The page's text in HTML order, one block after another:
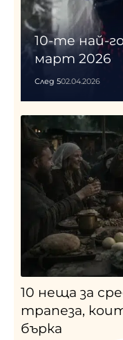
10-те най-
март 2026
След 502.04.2026
10 неща за
трапеза,
бърка